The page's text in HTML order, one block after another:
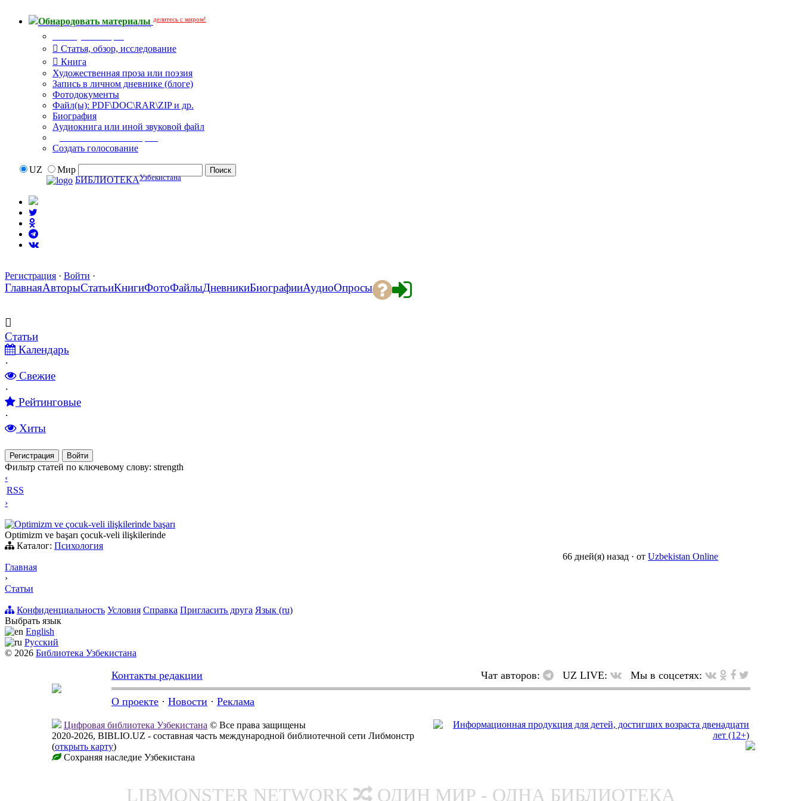
Обнародовать материалы делитесь с миром!
Статья, обзор, исследование
Книга
Художественная проза или поэзия
Запись в личном дневнике (блоге)
Фотодокументы
Файл(ы): PDF\DOC\RAR\ZIP и др.
Биография
Аудиокнига или иной звуковой файл
Создать голосование
UZ
Мир
БИБЛИОТЕКАУзбекистана
Регистрация · Войти ·
ГлавнаяАвторыСтатьиКнигиФотоФайлыДневникиБиографииАудиоОпросы
Статьи
Календарь
·
Свежие
·
Рейтинговые
·
Хиты
Регистрация Войти
Фильтр статей по ключевому слову: strength
‹
RSS
›
Optimizm ve çocuk-veli ilişkilerinde başarı
Optimizm ve başarı çocuk-veli ilişkilerinde
Каталог: Психология
66 дней(я) назад · от Uzbekistan Online
Главная
›
Статьи
Конфиденциальность Условия Справка Пригласить друга Язык (ru)
Выбрать язык
English
Русский
© 2026 Библиотека Узбекистана
Контакты редакции Чат авторов: UZ LIVE: Мы в соцсетях:
О проекте · Новости · Реклама
Цифровая библиотека Узбекистана © Все права защищены
2020-2026, BIBLIO.UZ - составная часть международной библиотечной сети Либмонстр
(открыть карту)
Сохраняя наследие Узбекистана
LIBMONSTER NETWORK ОДИН МИР - ОДНА БИБЛИОТЕКА